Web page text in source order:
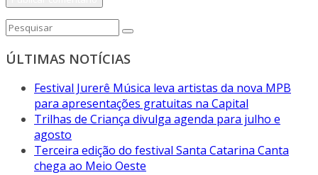
ÚLTIMAS NOTÍCIAS
Festival Jurerê Música leva artistas da nova MPB
para apresentações gratuitas na Capital
Trilhas de Criança divulga agenda para julho e
agosto
Terceira edição do festival Santa Catarina Canta
chega ao Meio Oeste